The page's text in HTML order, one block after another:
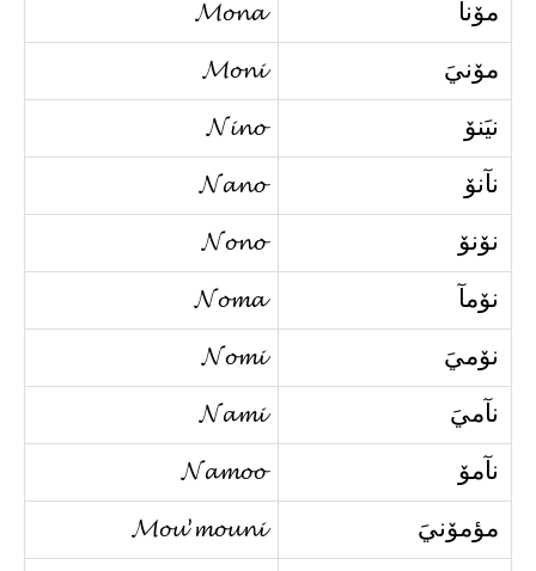
مۆنآ 𝓜𝓸𝓷𝓪
مۆنيَ 𝓜𝓸𝓷𝓲
نيَنۆ 𝓝𝓲𝓷𝓸
نآنۆ 𝓝𝓪𝓷𝓸
نۆنۆ 𝓝𝓸𝓷𝓸
نۆمآ 𝓝𝓸𝓶𝓪
نۆميَ 𝓝𝓸𝓶𝓲
نآميَ 𝓝𝓪𝓶𝓲
نآمۆ 𝓝𝓪𝓶𝓸𝓸
مؤمۆنيَ 𝓜𝓸𝓾’𝓶𝓸𝓾𝓷𝓲